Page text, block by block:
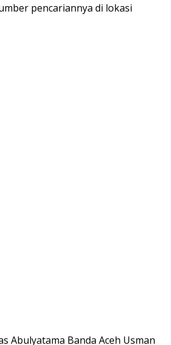
pencariannya di lokasi
Abulyatama Banda Aceh Usman